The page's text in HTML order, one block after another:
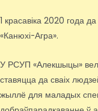
1 красавіка 2020 года
«Канюхі-Агра».
У РСУП «Алекшыцы»
ставяцца да сваіх
жыллё для маладых